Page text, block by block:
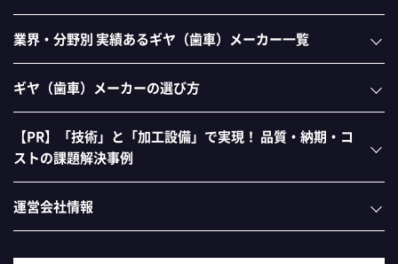
業界・分野別 実績あるギヤ（歯車）メーカー一覧
ギヤ（歯車）メーカーの選び方
【PR】「技術」と「加工設備」で実現！ 品質・納期・コ
ストの課題解決事例
運営会社情報